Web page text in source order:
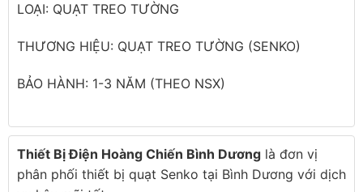
LOẠI: QUẠT TREO TƯỜNG
THƯƠNG HIỆU: QUẠT TREO TƯỜNG (SENKO)
BẢO HÀNH: 1-3 NĂM (THEO NSX)
Thiết Bị Điện Hoàng Chiến Bình Dương là đơn vị
phân phối thiết bị quạt Senko tại Bình Dương với dịch